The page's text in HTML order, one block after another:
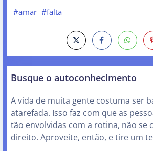
#amar #falta
Busque o autoconhecimento
A vida de muita gente costuma ser
atarefada. Isso faz com que as
tão envolvidas com a rotina, não se
direito. Aproveite, então, e tire um